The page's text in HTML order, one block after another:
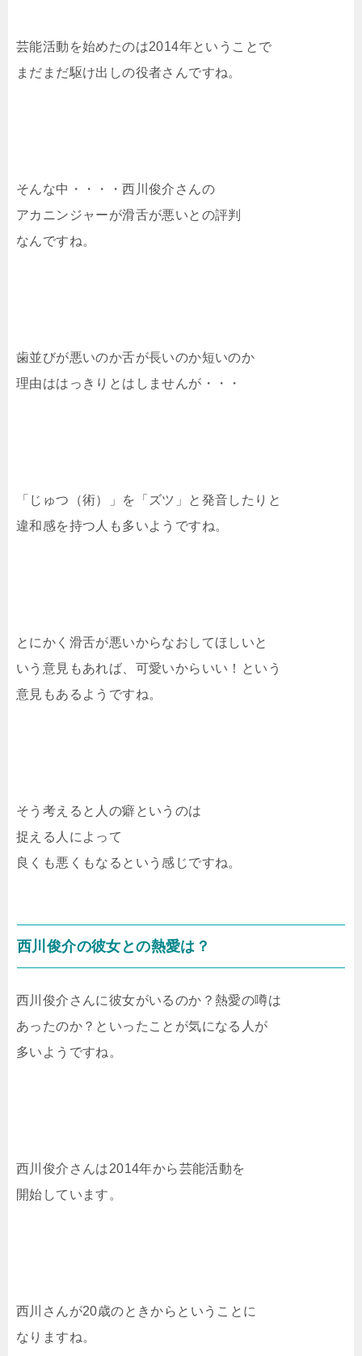
芸能活動を始めたのは2014年ということで
まだまだ駆け出しの役者さんですね。
そんな中・・・・西川俊介さんの
アカニンジャーが滑舌が悪いとの評判
なんですね。
歯並びが悪いのか舌が長いのか短いのか
理由ははっきりとはしませんが・・・
「じゅつ（術）」を「ズツ」と発音したりと
違和感を持つ人も多いようですね。
とにかく滑舌が悪いからなおしてほしいと
いう意見もあれば、可愛いからいい！という
意見もあるようですね。
そう考えると人の癖というのは
捉える人によって
良くも悪くもなるという感じですね。
西川俊介の彼女との熱愛は？
西川俊介さんに彼女がいるのか？熱愛の噂は
あったのか？といったことが気になる人が
多いようですね。
西川俊介さんは2014年から芸能活動を
開始しています。
西川さんが20歳のときからということに
なりますね。